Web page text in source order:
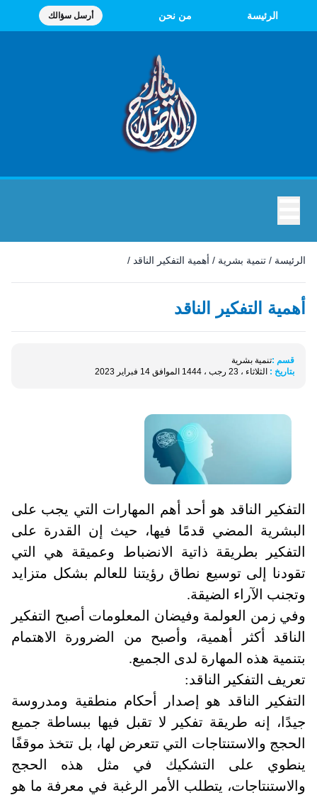
الرئيسة من نحن أرسل سؤالك
الرئيسة / تنمية بشرية / أهمية التفكير الناقد /
أهمية التفكير الناقد
قسم :تنمية بشرية
بتاريخ : الثلاثاء ، 23 رجب ، 1444 الموافق 14 فبراير 2023
التفكير الناقد هو أحد أهم المهارات التي يجب على
البشرية المضي قدمًا فيها، حيث إن القدرة على
التفكير بطريقة ذاتية الانضباط وعميقة هي التي
تقودنا إلى توسيع نطاق رؤيتنا للعالم بشكل متزايد
وتجنب الآراء الضيقة.
وفي زمن العولمة وفيضان المعلومات أصبح التفكير
الناقد أكثر أهمية، وأصبح من الضرورة الاهتمام
بتنمية هذه المهارة لدى الجميع.
تعريف التفكير الناقد:
التفكير الناقد هو إصدار أحكام منطقية ومدروسة
جيدًا، إنه طريقة تفكير لا تقبل فيها ببساطة جميع
الحجج والاستنتاجات التي تتعرض لها، بل تتخذ موقفًا
ينطوي على التشكيك في مثل هذه الحجج
والاستنتاجات، يتطلب الأمر الرغبة في معرفة ما هو